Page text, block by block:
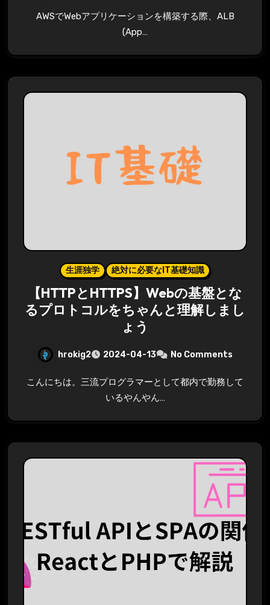
AWSでWebアプリケーションを構築する際、ALB
(App…
生涯独学 絶対に必要なIT基礎知識
【HTTPとHTTPS】Webの基盤とな
るプロトコルをちゃんと理解しまし
ょう
hrokig2 2024-04-13 No Comments
こんにちは。三流プログラマーとして都内で勤務して
いるやんやん…